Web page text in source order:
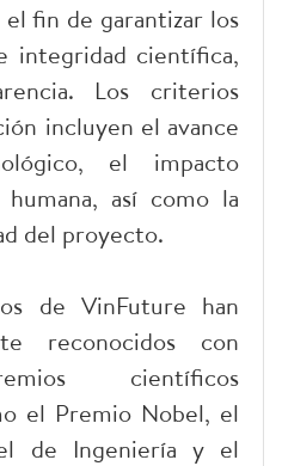
fin de garantizar los
integridad científica,
Los criterios
incluyen el avance
el impacto
así como la
del proyecto.
de VinFuture han
reconocidos con
científicos
el Premio Nobel, el
de Ingeniería y el